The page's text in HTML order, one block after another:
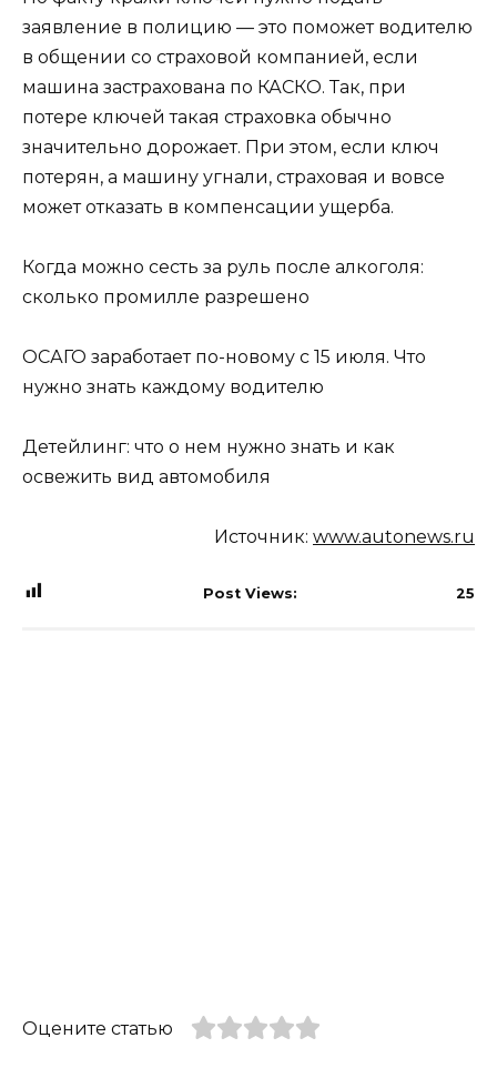
заявление в полицию — это поможет водителю
в общении со страховой компанией, если
машина застрахована по КАСКО. Так, при
потере ключей такая страховка обычно
значительно дорожает. При этом, если ключ
потерян, а машину угнали, страховая и вовсе
может отказать в компенсации ущерба.
Когда можно сесть за руль после алкоголя:
сколько промилле разрешено
ОСАГО заработает по-новому с 15 июля. Что
нужно знать каждому водителю
Детейлинг: что о нем нужно знать и как
освежить вид автомобиля
Источник: www.autonews.ru
Post Views: 25
Оцените статью